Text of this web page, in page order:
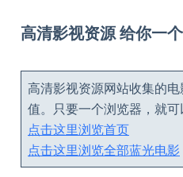
高清影视资源 给你一
高清影视资源网站收集的
值。只要一个浏览器，就可
点击这里浏览首页
点击这里浏览全部蓝光电影